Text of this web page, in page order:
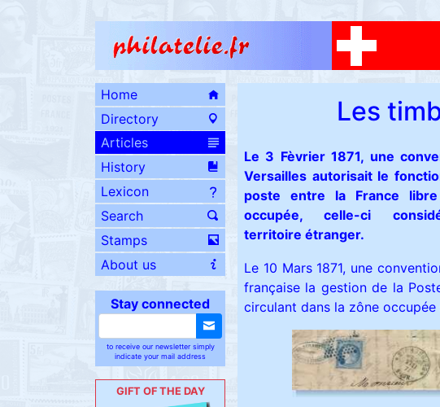
Home
Directory
Articles
History
Lexicon
Search
Stamps
About us
Stay connected
to receive our newsletter simply
indicate your mail address
GIFT OF THE DAY
Les
Le 3 Fèvrier 1871, une
Versailles autorisait le
poste entre la France
occupée, celle-ci
territoire étranger.
Le 10 Mars 1871, une
française la gestion de la
circulant dans la zône